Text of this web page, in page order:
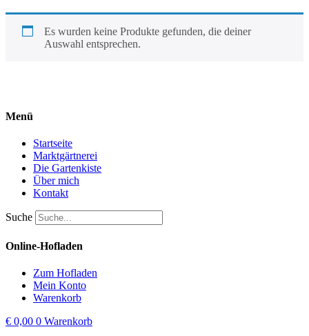
Es wurden keine Produkte gefunden, die deiner
Auswahl entsprechen.
Menü
Startseite
Marktgärtnerei
Die Gartenkiste
Über mich
Kontakt
Suche
Online-Hofladen
Zum Hofladen
Mein Konto
Warenkorb
€ 0,00 0 Warenkorb